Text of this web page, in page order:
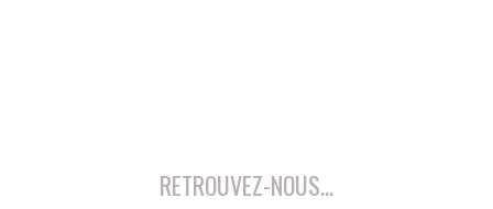
RETROUVEZ-NOUS…